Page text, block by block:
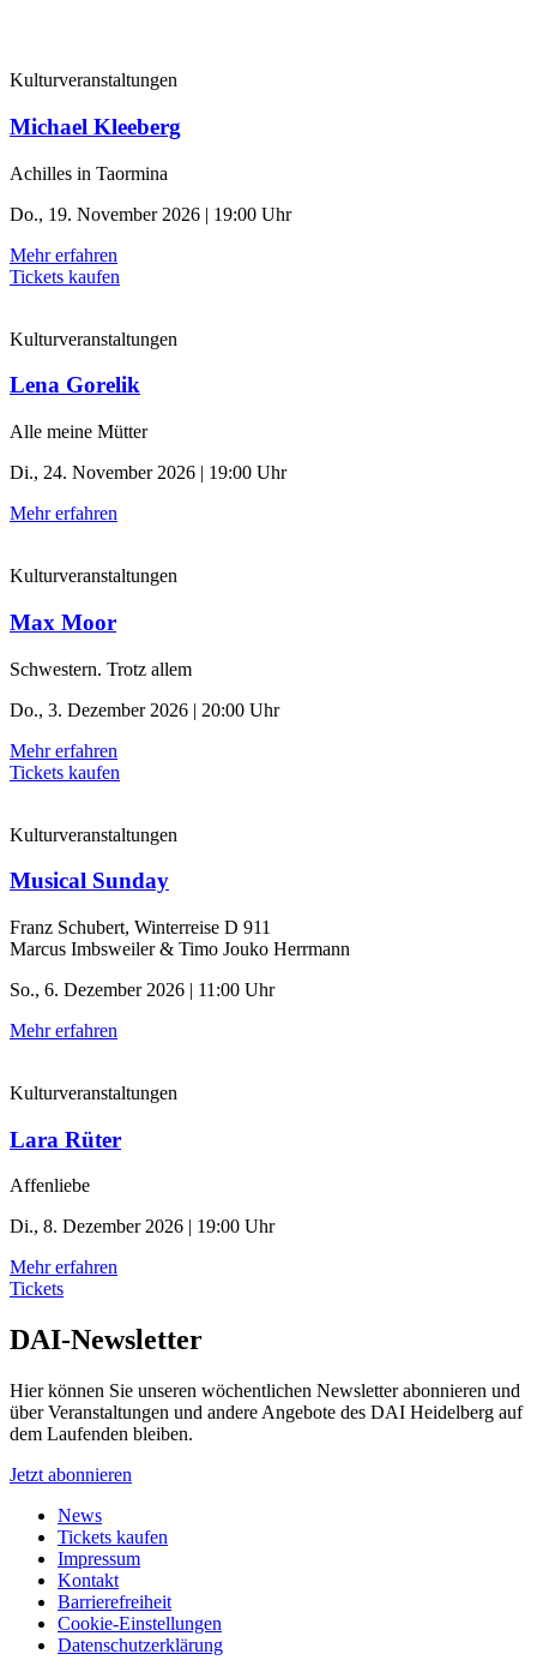
Kulturveranstaltungen
Michael Kleeberg
Achilles in Taormina
Do., 19. November 2026 | 19:00 Uhr
Mehr erfahren
Tickets kaufen
Kulturveranstaltungen
Lena Gorelik
Alle meine Mütter
Di., 24. November 2026 | 19:00 Uhr
Mehr erfahren
Kulturveranstaltungen
Max Moor
Schwestern. Trotz allem
Do., 3. Dezember 2026 | 20:00 Uhr
Mehr erfahren
Tickets kaufen
Kulturveranstaltungen
Musical Sunday
Franz Schubert, Winterreise D 911
Marcus Imbsweiler & Timo Jouko Herrmann
So., 6. Dezember 2026 | 11:00 Uhr
Mehr erfahren
Kulturveranstaltungen
Lara Rüter
Affenliebe
Di., 8. Dezember 2026 | 19:00 Uhr
Mehr erfahren
Tickets
DAI-Newsletter
Hier können Sie unseren wöchentlichen Newsletter abonnieren und
über Veranstaltungen und andere Angebote des DAI Heidelberg auf
dem Laufenden bleiben.
Jetzt abonnieren
News
Tickets kaufen
Impressum
Kontakt
Barrierefreiheit
Cookie-Einstellungen
Datenschutzerklärung